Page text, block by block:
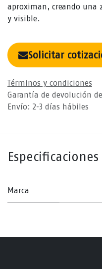
aproximan, creando una
y visible.
Solicitar
Términos y condiciones
Garantía de devolución
Envío: 2-3 días hábiles
Especificaciones
Marca